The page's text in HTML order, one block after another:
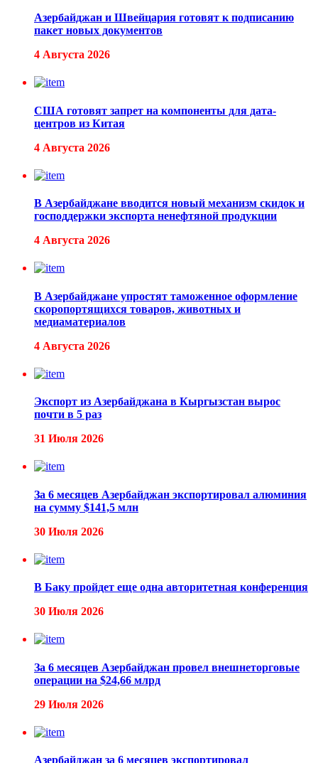
Азербайджан и Швейцария готовят к подписанию
пакет новых документов
4 Августа 2026
США готовят запрет на компоненты для дата-
центров из Китая
4 Августа 2026
В Азербайджане вводится новый механизм скидок и
господдержки экспорта ненефтяной продукции
4 Августа 2026
В Азербайджане упростят таможенное оформление
скоропортящихся товаров, животных и
медиаматериалов
4 Августа 2026
Экспорт из Азербайджана в Кыргызстан вырос
почти в 5 раз
31 Июля 2026
За 6 месяцев Азербайджан экспортировал алюминия
на сумму $141,5 млн
30 Июля 2026
В Баку пройдет еще одна авторитетная конференция
30 Июля 2026
За 6 месяцев Азербайджан провел внешнеторговые
операции на $24,66 млрд
29 Июля 2026
Азербайджан за 6 месяцев экспортировал